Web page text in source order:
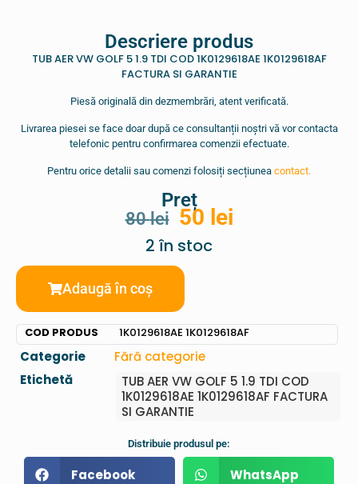
Descriere produs
TUB AER VW GOLF 5 1.9 TDI COD 1K0129618AE 1K0129618AF
FACTURA SI GARANTIE
Piesă originală din dezmembrări, atent verificată.
Livrarea piesei se face doar după ce consultanții noștri vă vor contacta
telefonic pentru confirmarea comenzii efectuate.
Pentru orice detalii sau comenzi folosiți secțiunea contact.
Preț
80lei 50 lei
2 în stoc
Adaugă în coș
COD PRODUS 1K0129618AE 1K0129618AF
Categorie
Fără categorie
Etichetă
TUB AER VW GOLF 5 1.9 TDI COD
1K0129618AE 1K0129618AF FACTURA
SI GARANTIE
Distribuie produsul pe:
Facebook WhatsApp